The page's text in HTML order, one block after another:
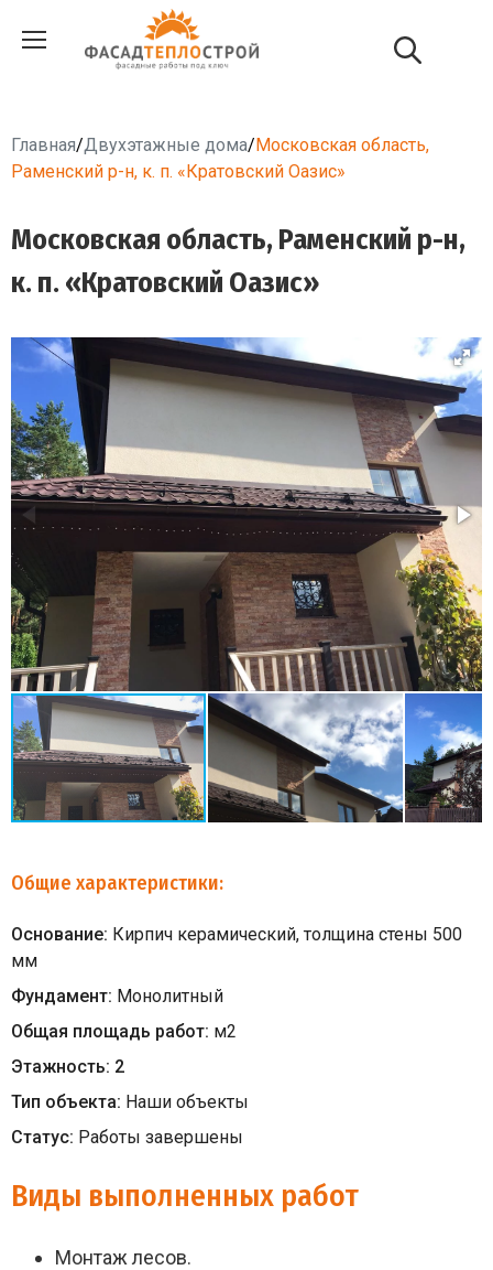
Главная/Двухэтажные дома/Московская область,
Раменский р-н, к. п. «Кратовский Оазис»
Московская область, Раменский р-н,
к. п. «Кратовский Оазис»
Общие характеристики:
Основание: Кирпич керамический, толщина стены 500
мм
Фундамент: Монолитный
Общая площадь работ: м2
Этажность: 2
Тип объекта: Наши объекты
Статус: Работы завершены
Виды выполненных работ
Монтаж лесов.